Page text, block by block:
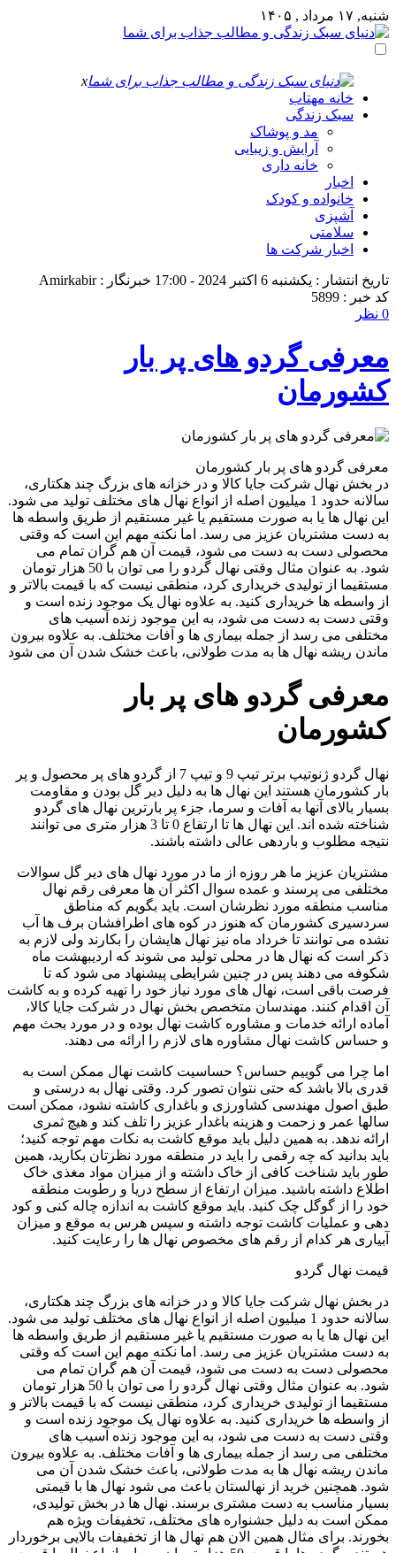
شنبه, ۱۷ مرداد , ۱۴۰۵
x
خانه مهتاب
سبک زندگی
مد و پوشاک
آرایش و زیبایی
خانه داری
اخبار
خانواده و کودک
آشپزی
سلامتی
اخبار شرکت ها
تاریخ انتشار : یکشنبه 6 اکتبر 2024 - 17:00
خبرنگار : Amirkabir
کد خبر : 5899
0 نظر
معرفی گردو های پر بار
کشورمان
معرفی گردو های پر بار کشورمان
در بخش نهال شرکت جایا کالا و در خزانه های بزرگ چند هکتاری،
سالانه حدود 1 میلیون اصله از انواع نهال های مختلف تولید می شود.
این نهال ها یا به صورت مستقیم یا غیر مستقیم از طریق واسطه ها
به دست مشتریان عزیز می رسد. اما نکته مهم این است که وقتی
محصولی دست به دست می شود، قیمت آن هم گران تمام می
شود. به عنوان مثال وقتی نهال گردو را می توان با 50 هزار تومان
مستقیما از تولیدی خریداری کرد، منطقی نیست که با قیمت بالاتر و
از واسطه ها خریداری کنید. به علاوه نهال یک موجود زنده است و
وقتی دست به دست می شود، به این موجود زنده آسیب های
مختلفی می رسد از جمله بیماری ها و آفات مختلف. به علاوه بیرون
ماندن ریشه نهال ها به مدت طولانی، باعث خشک شدن آن می شود
معرفی گردو های پر بار
کشورمان
نهال گردو ژنوتیپ برتر تیپ 9 و تیپ 7 از گردو های پر محصول و پر
بار کشورمان هستند این نهال ها به دلیل دیر گل بودن و مقاومت
بسیار بالای آنها به آفات و سرما، جزء پر بارترین نهال های گردو
شناخته شده اند. این نهال ها تا ارتفاع 0 تا 3 هزار متری می توانند
نتیجه مطلوب و باردهی عالی داشته باشند.
مشتریان عزیز ما هر روزه از ما در مورد نهال های دیر گل سوالات
مختلفی می پرسند و عمده سوال اکثر آن ها معرفی رقم نهال
مناسب منطقه مورد نظرشان است. باید بگویم که مناطق
سردسیری کشورمان که هنوز در کوه های اطرافشان برف ها آب
نشده می توانند تا خرداد ماه نیز نهال هایشان را بکارند ولی لازم به
ذکر است که نهال ها در محلی تولید می شوند که اردیبهشت ماه
شکوفه می دهند پس در چنین شرایطی پیشنهاد می شود که تا
فرصت باقی است، نهال های مورد نیاز خود را تهیه کرده و به کاشت
آن اقدام کنند. مهندسان متخصص بخش نهال در شرکت جایا کالا،
آماده ارائه خدمات و مشاوره کاشت نهال بوده و در مورد بحث مهم
و حساس کاشت نهال مشاوره های لازم را ارائه می دهند.
اما چرا می گوییم حساس؟ حساسیت کاشت نهال ممکن است به
قدری بالا باشد که حتی نتوان تصور کرد. وقتی نهال به درستی و
طبق اصول مهندسی کشاورزی و باغداری کاشته نشود، ممکن است
سالها عمر و زحمت و هزینه باغدار عزیز را تلف کند و هیچ ثمری
ارائه ندهد. به همین دلیل باید موقع کاشت به نکات مهم توجه کنید؛
باید بدانید که چه رقمی را باید در منطقه مورد نظرتان بکارید، همین
طور باید شناخت کافی از خاک داشته و از میزان مواد مغذی خاک
اطلاع داشته باشید. میزان ارتفاع از سطح دریا و رطوبت منطقه
خود را از گوگل چک کنید. باید موقع کاشت به اندازه چاله کنی و کود
دهی و عملیات کاشت توجه داشته و سپس هرس به موقع و میزان
آبیاری هر کدام از رقم های مخصوص نهال ها را رعایت کنید.
قیمت نهال گردو
در بخش نهال شرکت جایا کالا و در خزانه های بزرگ چند هکتاری،
سالانه حدود 1 میلیون اصله از انواع نهال های مختلف تولید می شود.
این نهال ها یا به صورت مستقیم یا غیر مستقیم از طریق واسطه ها
به دست مشتریان عزیز می رسد. اما نکته مهم این است که وقتی
محصولی دست به دست می شود، قیمت آن هم گران تمام می
شود. به عنوان مثال وقتی نهال گردو را می توان با 50 هزار تومان
مستقیما از تولیدی خریداری کرد، منطقی نیست که با قیمت بالاتر و
از واسطه ها خریداری کنید. به علاوه نهال یک موجود زنده است و
وقتی دست به دست می شود، به این موجود زنده آسیب های
مختلفی می رسد از جمله بیماری ها و آفات مختلف. به علاوه بیرون
ماندن ریشه نهال ها به مدت طولانی، باعث خشک شدن آن می
شود. همچنین خرید از نهالستان باعث می شود نهال ها با قیمتی
بسیار مناسب به دست مشتری برسند. نهال ها در بخش تولیدی،
ممکن است به دلیل جشنواره های مختلف، تخفیفات ویژه هم
بخورند. برای مثال همین الان هم نهال ها از تخفیفات بالایی برخوردار